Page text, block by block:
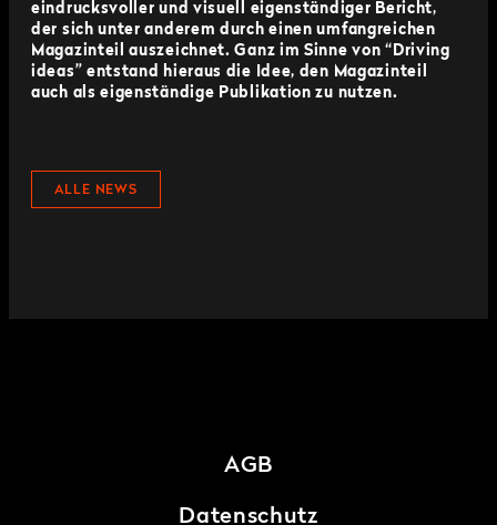
eindrucksvoller und visuell eigenständiger Bericht,
der sich unter anderem durch einen umfangreichen
Magazinteil auszeichnet. Ganz im Sinne von “Driving
ideas” entstand hieraus die Idee, den Magazinteil
auch als eigenständige Publikation zu nutzen.
ALLE NEWS
AGB
Datenschutz